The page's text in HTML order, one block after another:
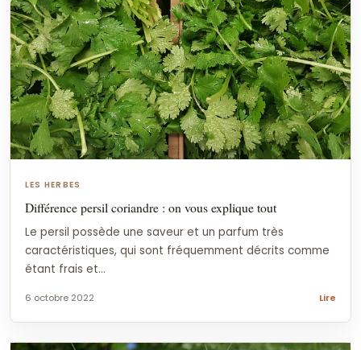
LES HERBES
Différence persil coriandre : on vous explique tout
Le persil possède une saveur et un parfum très
caractéristiques, qui sont fréquemment décrits comme
étant frais et...
6 octobre 2022 Lire